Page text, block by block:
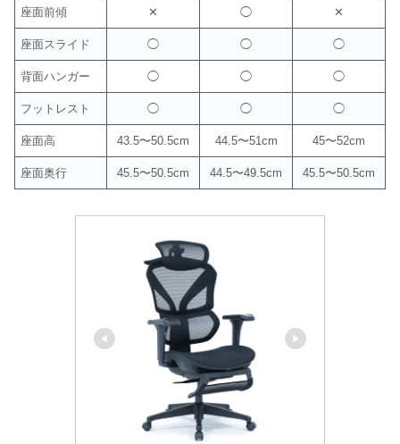
座面前傾 ✕ ◯ ✕
座面スライド ◯ ◯ ◯
背面ハンガー ◯ ◯ ◯
フットレスト ◯ ◯ ◯
座面高 43.5〜50.5cm 44.5〜51cm 45〜52cm
座面奥行 45.5〜50.5cm 44.5〜49.5cm 45.5〜50.5cm